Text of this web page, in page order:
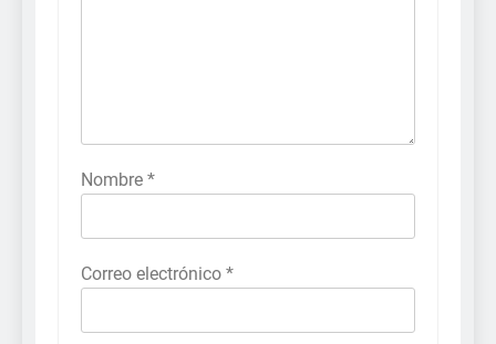
Nombre *
Correo electrónico *